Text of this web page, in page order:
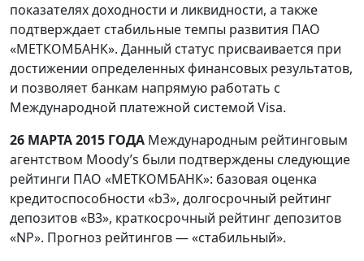
показателях доходности и ликвидности, а также
подтверждает стабильные темпы развития ПАО
«МЕТКОМБАНК». Данный статус присваивается при
достижении определенных финансовых результатов,
и позволяет банкам напрямую работать с
Международной платежной системой Visa.
26 МАРТА 2015 ГОДА Международным рейтинговым
агентством Moody’s были подтверждены следующие
рейтинги ПАО «МЕТКОМБАНК»: базовая оценка
кредитоспособности «b3», долгосрочный рейтинг
депозитов «B3», краткосрочный рейтинг депозитов
«NP». Прогноз рейтингов — «стабильный».